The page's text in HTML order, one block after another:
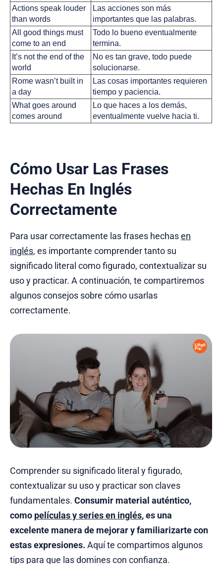
Actions speak louder
than words
Las acciones son más
importantes que las palabras.
All good things must
come to an end
Todo lo bueno eventualmente
termina.
It’s not the end of the
world
No es tan grave, todo puede
solucionarse.
Rome wasn’t built in
a day
Las cosas importantes requieren
tiempo y paciencia.
What goes around
comes around
Lo que haces a los demás,
eventualmente vuelve hacia ti.
Cómo Usar Las Frases
Hechas En Inglés
Correctamente
Para usar correctamente las frases hechasen
inglés, es importante comprender tanto su
significado literal como figurado, contextualizar su
uso y practicar. A continuación, te compartiremos
algunos consejos sobre cómo usarlas
correctamente.
Comprender su significado literal y figurado,
contextualizar su uso y practicar son claves
fundamentales. Consumir material auténtico,
como películas y series en inglés, es una
excelente manera de mejorar y familiarizarte con
estas expresiones. Aquí te compartimos algunos
tips para que las domines con confianza.